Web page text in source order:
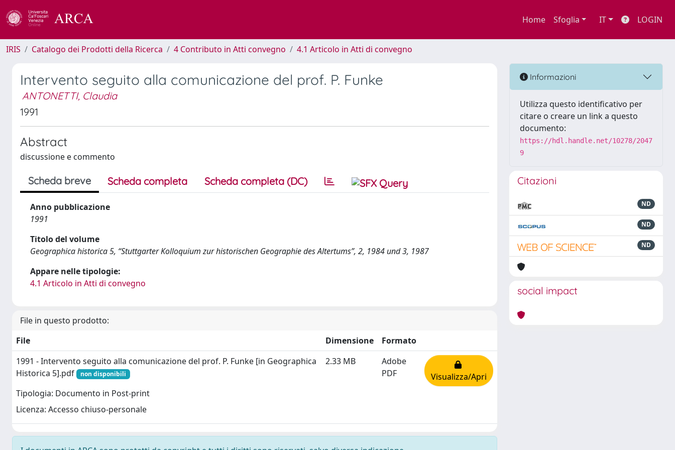
Home Sfoglia IT LOGIN
IRIS Catalogo dei Prodotti della Ricerca 4 Contributo in Atti convegno 4.1 Articolo in Atti di convegno
Intervento seguito alla comunicazione del prof. P. Funke
ANTONETTI, Claudia
1991
Abstract
discussione e commento
Scheda breve Scheda completa Scheda completa (DC)
Anno pubblicazione
1991
Titolo del volume
Geographica historica 5, “Stuttgarter Kolloquium zur historischen Geographie des Altertums”, 2, 1984 und 3, 1987
Appare nelle tipologie:
4.1 Articolo in Atti di convegno
File in questo prodotto:
File
Dimensione
Formato
1991 - Intervento seguito alla comunicazione del prof. P. Funke [in Geographica
Historica 5].pdf
non disponibili
Tipologia: Documento in Post-print
Licenza: Accesso chiuso-personale
2.33 MB
Adobe
PDF
Visualizza/Apri
Informazioni
Utilizza questo identificativo per
citare o creare un link a questo
documento:
https://hdl.handle.net/10278/2047
9
Citazioni
ND
ND
ND
social impact